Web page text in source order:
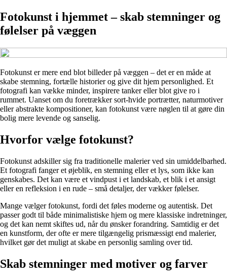
Fotokunst i hjemmet – skab stemninger og
følelser på væggen
Fotokunst er mere end blot billeder på væggen – det er en måde at
skabe stemning, fortælle historier og give dit hjem personlighed. Et
fotografi kan vække minder, inspirere tanker eller blot give ro i
rummet. Uanset om du foretrækker sort-hvide portrætter, naturmotiver
eller abstrakte kompositioner, kan fotokunst være nøglen til at gøre din
bolig mere levende og sanselig.
Hvorfor vælge fotokunst?
Fotokunst adskiller sig fra traditionelle malerier ved sin umiddelbarhed.
Et fotografi fanger et øjeblik, en stemning eller et lys, som ikke kan
genskabes. Det kan være et vindpust i et landskab, et blik i et ansigt
eller en refleksion i en rude – små detaljer, der vækker følelser.
Mange vælger fotokunst, fordi det føles moderne og autentisk. Det
passer godt til både minimalistiske hjem og mere klassiske indretninger,
og det kan nemt skiftes ud, når du ønsker forandring. Samtidig er det
en kunstform, der ofte er mere tilgængelig prismæssigt end malerier,
hvilket gør det muligt at skabe en personlig samling over tid.
Skab stemninger med motiver og farver